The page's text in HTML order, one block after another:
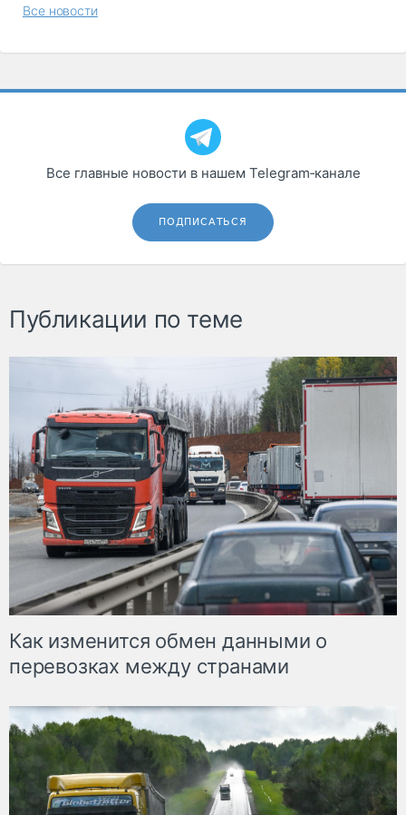
Все новости
Все главные новости в нашем Telegram‑канале
ПОДПИСАТЬСЯ
Публикации по теме
Как изменится обмен данными о
перевозках между странами